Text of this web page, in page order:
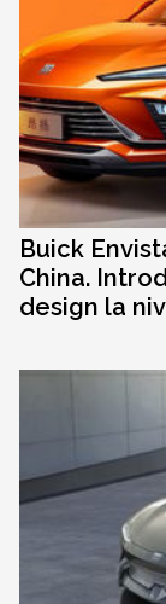
Buick
China.
design la